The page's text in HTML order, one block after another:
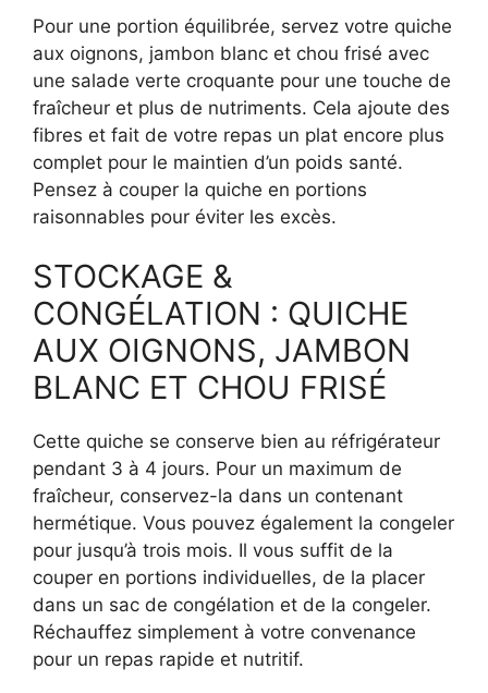
Pour une portion équilibrée, servez votre quiche
aux oignons, jambon blanc et chou frisé avec
une salade verte croquante pour une touche de
fraîcheur et plus de nutriments. Cela ajoute des
fibres et fait de votre repas un plat encore plus
complet pour le maintien d’un poids santé.
Pensez à couper la quiche en portions
raisonnables pour éviter les excès.
STOCKAGE &
CONGÉLATION : QUICHE
AUX OIGNONS, JAMBON
BLANC ET CHOU FRISÉ
Cette quiche se conserve bien au réfrigérateur
pendant 3 à 4 jours. Pour un maximum de
fraîcheur, conservez-la dans un contenant
hermétique. Vous pouvez également la congeler
pour jusqu’à trois mois. Il vous suffit de la
couper en portions individuelles, de la placer
dans un sac de congélation et de la congeler.
Réchauffez simplement à votre convenance
pour un repas rapide et nutritif.